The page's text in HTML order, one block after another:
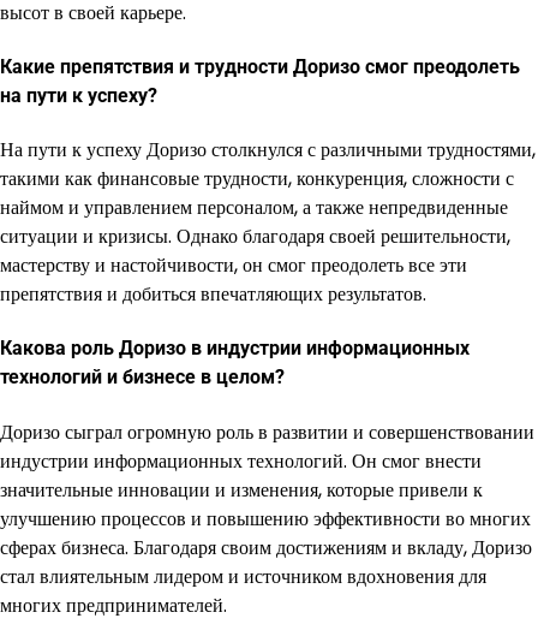
высот в своей карьере.
Какие препятствия и трудности Доризо смог преодолеть
на пути к успеху?
На пути к успеху Доризо столкнулся с различными трудностями,
такими как финансовые трудности, конкуренция, сложности с
наймом и управлением персоналом, а также непредвиденные
ситуации и кризисы. Однако благодаря своей решительности,
мастерству и настойчивости, он смог преодолеть все эти
препятствия и добиться впечатляющих результатов.
Какова роль Доризо в индустрии информационных
технологий и бизнесе в целом?
Доризо сыграл огромную роль в развитии и совершенствовании
индустрии информационных технологий. Он смог внести
значительные инновации и изменения, которые привели к
улучшению процессов и повышению эффективности во многих
сферах бизнеса. Благодаря своим достижениям и вкладу, Доризо
стал влиятельным лидером и источником вдохновения для
многих предпринимателей.